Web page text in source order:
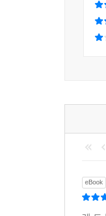
eBook